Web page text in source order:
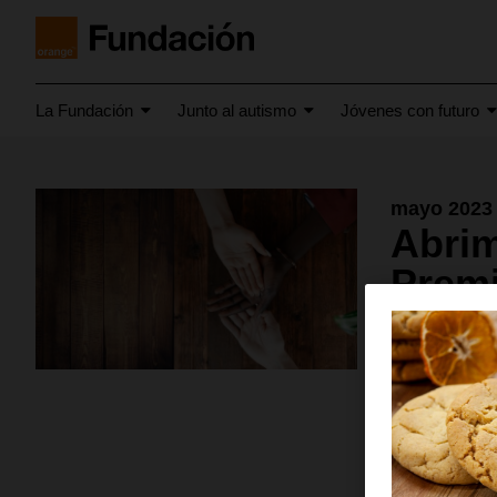
La Fundación Junto al autismo Jóvenes con futuro
mayo 2023